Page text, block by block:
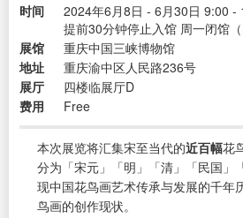
时间
2024年6月8日 - 6月30日 9:00 -
提前30分钟停止入馆 周一闭馆（
展馆
重庆中国三峡博物馆
地址
重庆渝中区人民路236号
展厅
四楼临展厅D
费用
Free
本次展览将汇集宋至当代的近百幅花
分为「宋元」「明」「清」「民国」
现中国花鸟画艺术传承与发展的千年
鸟画的创作现状。